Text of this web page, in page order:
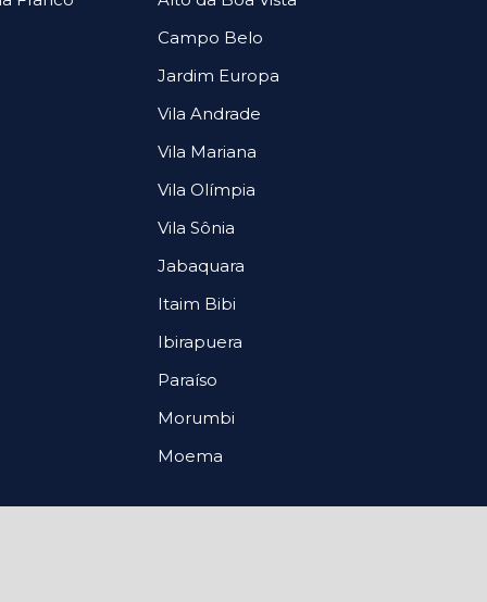
Campo Belo
Jardim Europa
Vila Andrade
Vila Mariana
Vila Olímpia
Vila Sônia
Jabaquara
Itaim Bibi
Ibirapuera
Paraíso
Morumbi
Moema